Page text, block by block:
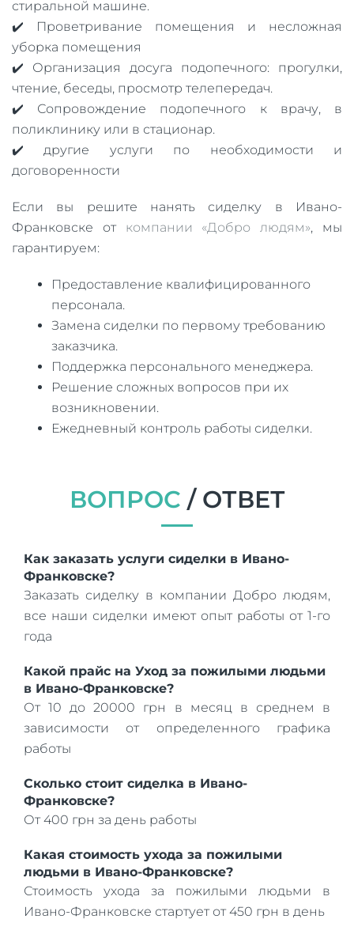
стиральной машине.
✔️ Проветривание помещения и несложная
уборка помещения
✔️ Организация досуга подопечного: прогулки,
чтение, беседы, просмотр телепередач.
✔️ Сопровождение подопечного к врачу, в
поликлинику или в стационар.
✔️ другие услуги по необходимости и
договоренности
Если вы решите нанять сиделку в Ивано-
Франковске от компании «Добро людям», мы
гарантируем:
Предоставление квалифицированного
персонала.
Замена сиделки по первому требованию
заказчика.
Поддержка персонального менеджера.
Решение сложных вопросов при их
возникновении.
Ежедневный контроль работы сиделки.
ВОПРОС / ОТВЕТ
Как заказать услуги сиделки в Ивано-
Франковске?
Заказать сиделку в компании Добро людям,
все наши сиделки имеют опыт работы от 1-го
года
Какой прайс на Уход за пожилыми людьми
в Ивано-Франковске?
От 10 до 20000 грн в месяц в среднем в
зависимости от определенного графика
работы
Сколько стоит сиделка в Ивано-
Франковске?
От 400 грн за день работы
Какая стоимость ухода за пожилыми
людьми в Ивано-Франковске?
Стоимость ухода за пожилыми людьми в
Ивано-Франковске стартует от 450 грн в день